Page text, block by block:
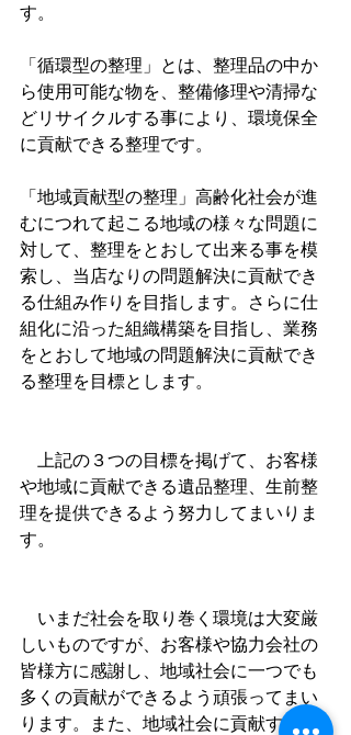
す。
「循環型の整理」とは、整理品の中か
ら使用可能な物を、整備修理や清掃な
どリサイクルする事により、環境保全
に貢献できる整理です。
「地域貢献型の整理」高齢化社会が進
むにつれて起こる地域の様々な問題に
対して、整理をとおして出来る事を模
索し、当店なりの問題解決に貢献でき
る仕組み作りを目指します。さらに仕
組化に沿った組織構築を目指し、業務
をとおして地域の問題解決に貢献でき
る整理を目標とします。
上記の３つの目標を掲げて、お客様
や地域に貢献できる遺品整理、生前整
理を提供できるよう努力してまいりま
す。
いまだ社会を取り巻く環境は大変厳
しいものですが、お客様や協力会社の
皆様方に感謝し、地域社会に一つでも
多くの貢献ができるよう頑張ってまい
ります。また、地域社会に貢献するこ